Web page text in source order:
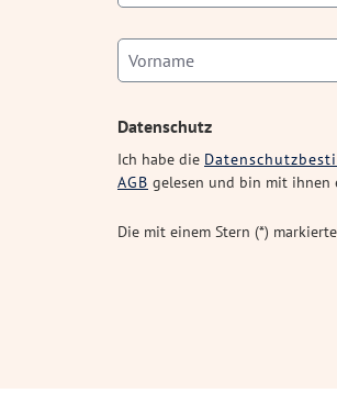
Datenschutz
Ich habe die
AGB gelesen und bin mit ihnen
Die mit einem Stern (*)